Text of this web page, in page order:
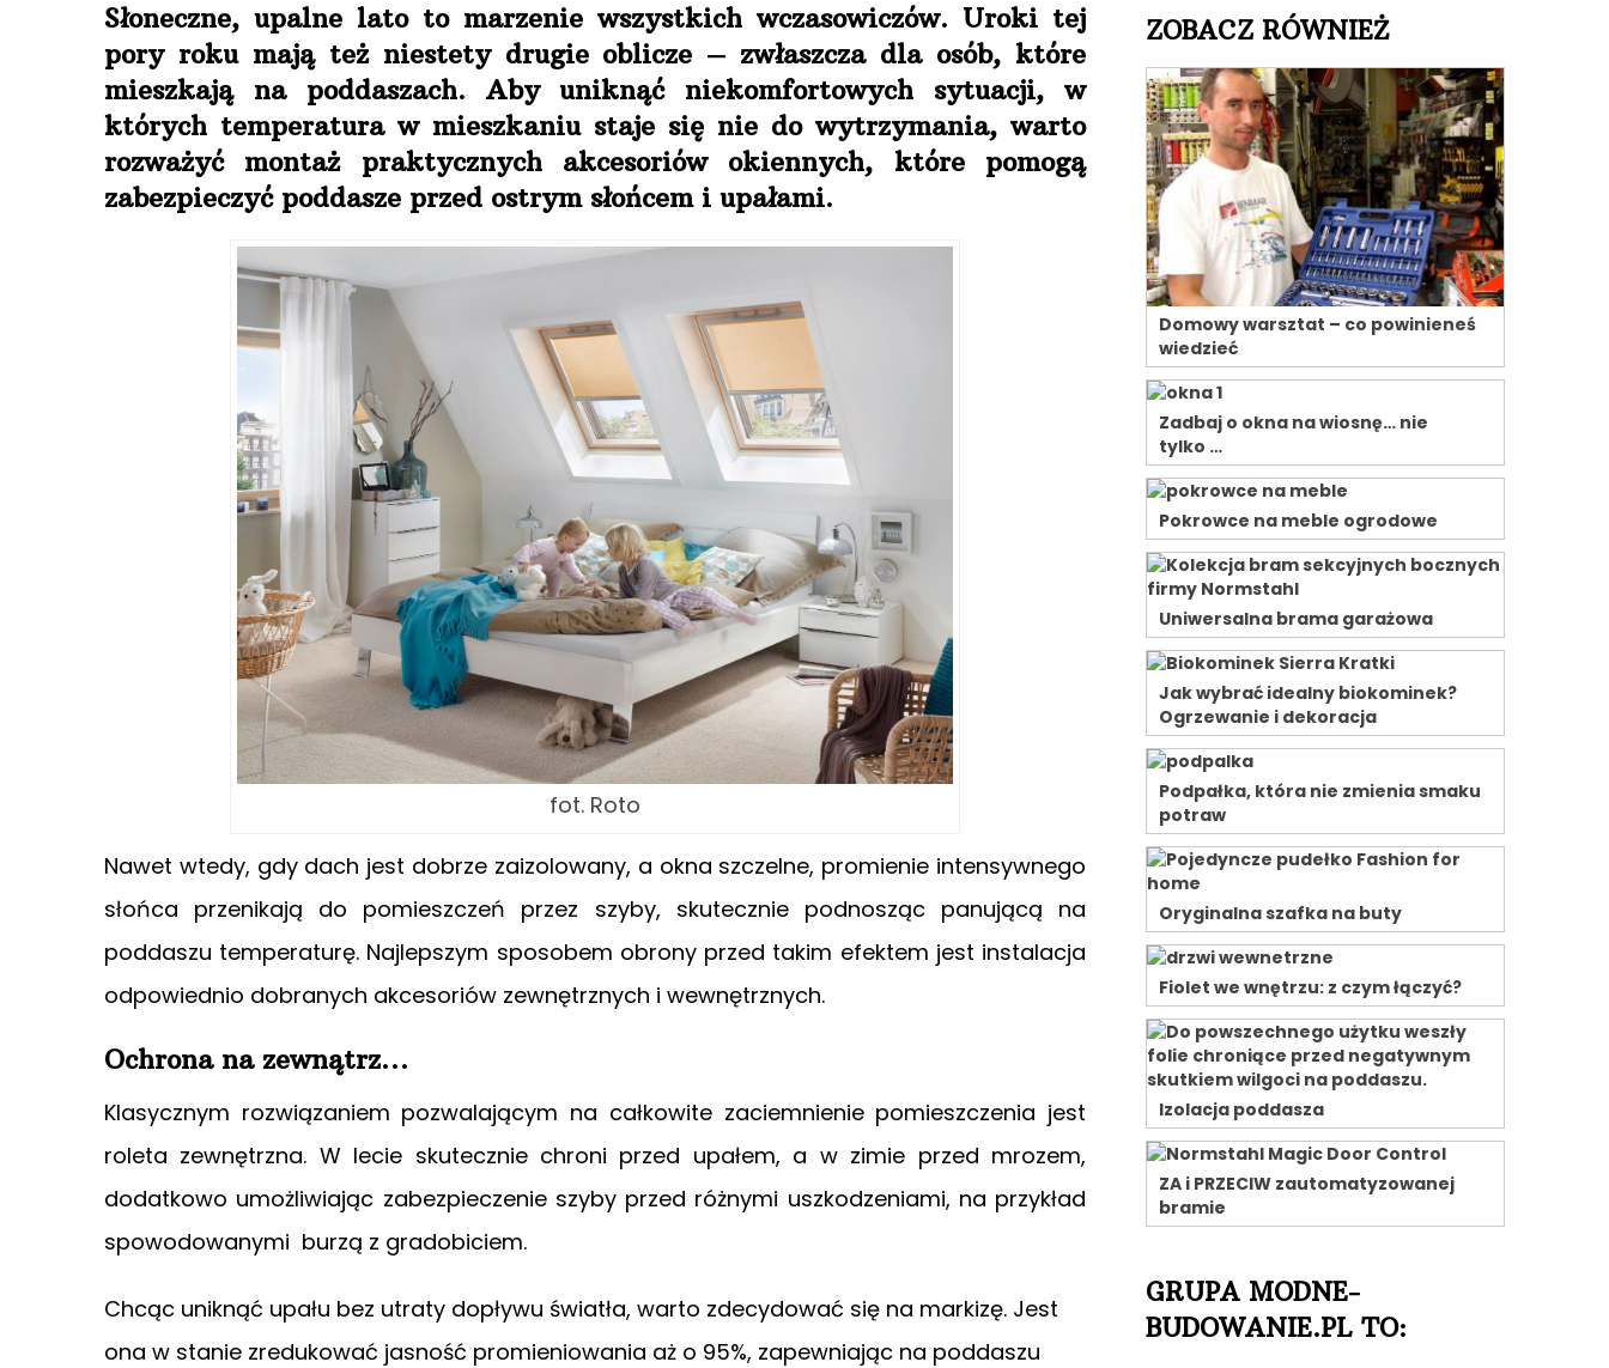
Słoneczne, upalne lato to marzenie wszystkich wczasowiczów. Uroki tej
pory roku mają też niestety drugie oblicze – zwłaszcza dla osób, które
mieszkają na poddaszach. Aby uniknąć niekomfortowych sytuacji, w
których temperatura w mieszkaniu staje się nie do wytrzymania, warto
rozważyć montaż praktycznych akcesoriów okiennych, które pomogą
zabezpieczyć poddasze przed ostrym słońcem i upałami.
fot. Roto
Nawet wtedy, gdy dach jest dobrze zaizolowany, a okna szczelne, promienie intensywnego
słońca przenikają do pomieszczeń przez szyby, skutecznie podnosząc panującą na
poddaszu temperaturę. Najlepszym sposobem obrony przed takim efektem jest instalacja
odpowiednio dobranych akcesoriów zewnętrznych i wewnętrznych.
Ochrona na zewnątrz…
Klasycznym rozwiązaniem pozwalającym na całkowite zaciemnienie pomieszczenia jest
roleta zewnętrzna. W lecie skutecznie chroni przed upałem, a w zimie przed mrozem,
dodatkowo umożliwiając zabezpieczenie szyby przed różnymi uszkodzeniami, na przykład
spowodowanymi burzą z gradobiciem.
Chcąc uniknąć upału bez utraty dopływu światła, warto zdecydować się na markizę. Jest
ona w stanie zredukować jasność promieniowania aż o 95%, zapewniając na poddaszu
ZOBACZ RÓWNIEŻ
Domowy warsztat – co powinieneś
wiedzieć
Zadbaj o okna na wiosnę… nie
tylko …
Pokrowce na meble ogrodowe
Uniwersalna brama garażowa
Jak wybrać idealny biokominek?
Ogrzewanie i dekoracja
Podpałka, która nie zmienia smaku
potraw
Oryginalna szafka na buty
Fiolet we wnętrzu: z czym łączyć?
Izolacja poddasza
ZA i PRZECIW zautomatyzowanej
bramie
GRUPA MODNE-
BUDOWANIE.PL TO: